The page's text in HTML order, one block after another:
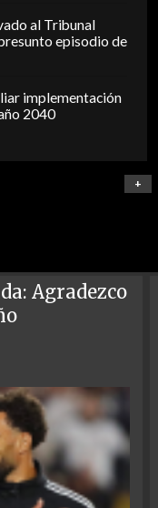
al Tribunal
episodio de
implementación
2040
+
Agradezco